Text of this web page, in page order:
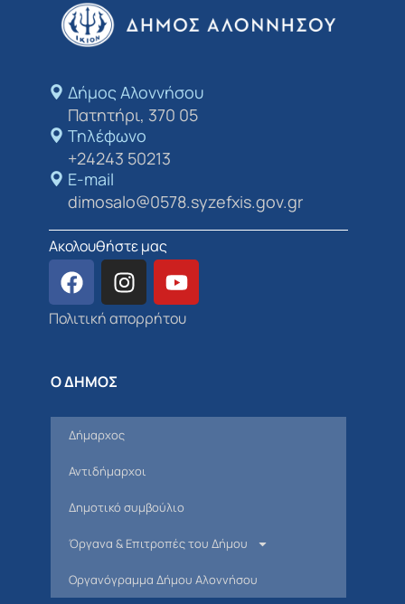
Δήμος Αλοννήσου​
Πατητήρι, 370 05
Τηλέφωνο
+24243 50213
E-mail
dimosalo@0578.syzefxis.gov.gr
Ακολουθήστε μας
Πολιτική απορρήτου
Ο ΔΗΜΟΣ
Δήμαρχος
Αντιδήμαρχοι
Δημοτικό συμβούλιο
Όργανα & Επιτροπές του Δήμου
Οργανόγραμμα Δήμου Αλοννήσου